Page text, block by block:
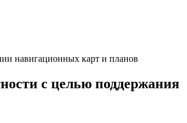
навигационных карт и планов
с целью поддержания